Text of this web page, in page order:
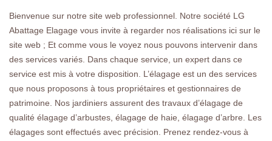
Bienvenue sur notre site web professionnel. Notre société LG
Abattage Elagage vous invite à regarder nos réalisations ici sur le
site web ; Et comme vous le voyez nous pouvons intervenir dans
des services variés. Dans chaque service, un expert dans ce
service est mis à votre disposition. L’élagage est un des services
que nous proposons à tous propriétaires et gestionnaires de
patrimoine. Nos jardiniers assurent des travaux d’élagage de
qualité élagage d’arbustes, élagage de haie, élagage d’arbre. Les
élagages sont effectués avec précision. Prenez rendez-vous à